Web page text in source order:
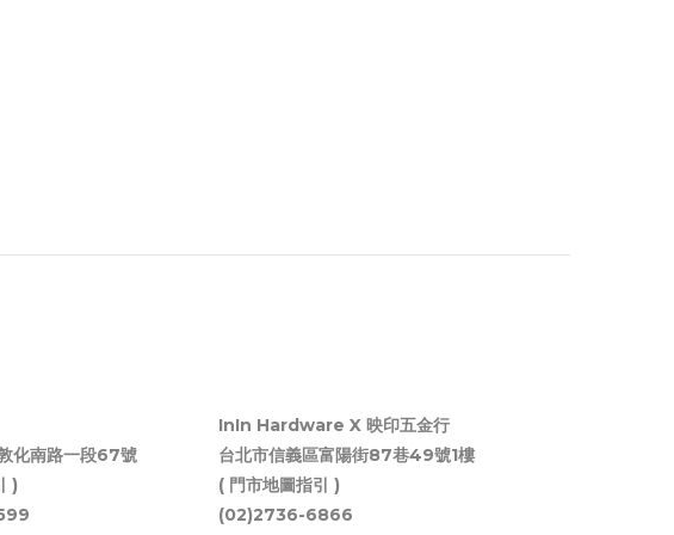
化南路一段67號
)
InIn Hardware X 映印五金行
台北市信義區富陽街87巷49號1樓
( 門市地圖指引 )
(02)2736-6866